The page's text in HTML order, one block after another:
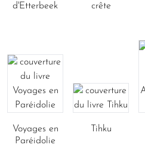
d'Etterbeek
crête
Voyages en
Paréidolie
Tihku